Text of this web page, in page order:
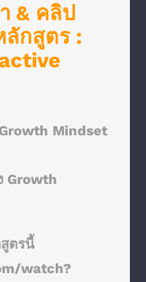
& คลิป
ลักสูตร :
Mindset
Growth
ตรนี้
watch?